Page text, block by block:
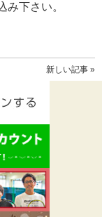
み下さい。
新しい記事 »